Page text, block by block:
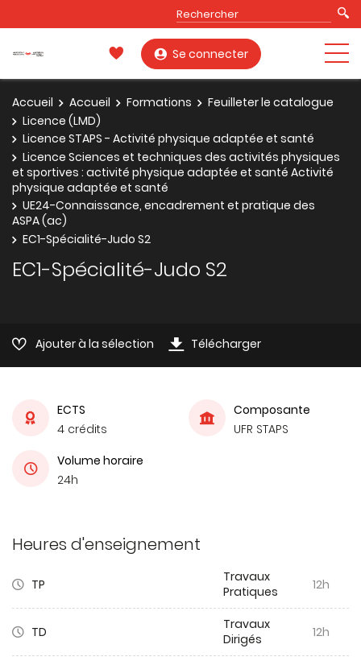
Se connecter
Accueil Accueil Formations
Feuilleter le catalogue
Licence (LMD)
Licence STAPS - Activité physique adaptée et santé
Licence Sciences et techniques des activités physiques
et sportives : activité physique adaptée et santé Activité
physique adaptée et santé
UE24-Connaissance, encadrement et pratique des
ASPA (ac)
EC1-Spécialité-Judo S2
EC1-Spécialité-Judo S2
Ajouter à la sélection Télécharger
ECTS
4 crédits
Composante
UFR STAPS
Volume horaire
24h
Heures d'enseignement
TP
Travaux
Pratiques
12h
TD
Travaux
Dirigés
12h